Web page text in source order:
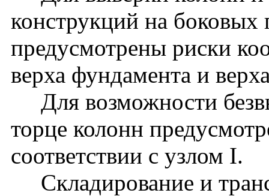
конструкций на боковых
предусмотрены риски
верха фундамента и
Для возможности
торце колонн
соответствии с узлом I.
Складирование и